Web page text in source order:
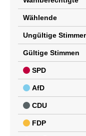
Wählende
Ungültige
Gültige Stimmen
SPD
AfD
CDU
FDP